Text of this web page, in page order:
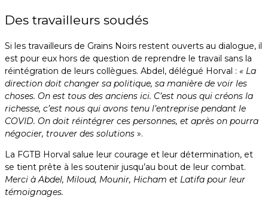
Des travailleurs soudés
Si les travailleurs de Grains Noirs restent ouverts au dialogue, il
est pour eux hors de question de reprendre le travail sans la
réintégration de leurs collègues. Abdel, délégué Horval : « La
direction doit changer sa politique, sa manière de voir les
choses. On est tous des anciens ici. C’est nous qui créons la
richesse, c’est nous qui avons tenu l’entreprise pendant le
COVID. On doit réintégrer ces personnes, et après on pourra
négocier, trouver des solutions ».
La FGTB Horval salue leur courage et leur détermination, et
se tient prête à les soutenir jusqu’au bout de leur combat.
Merci à Abdel, Miloud, Mounir, Hicham et Latifa pour leur
témoignages.